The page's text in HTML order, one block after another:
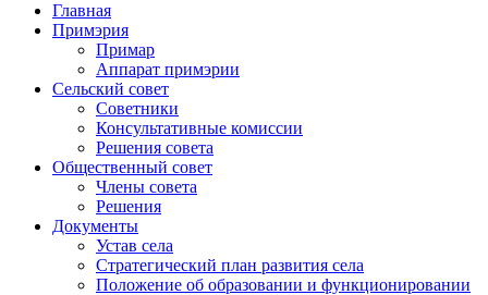
Примэрия Чишмикиой
Главная
Примэрия
Примар
Аппарат примэрии
Сельский совет
Советники
Консультативные комиссии
Решения совета
Общественный совет
Члены совета
Решения
Документы
Устав села
Стратегический план развития села
Положение об образовании и функционировании